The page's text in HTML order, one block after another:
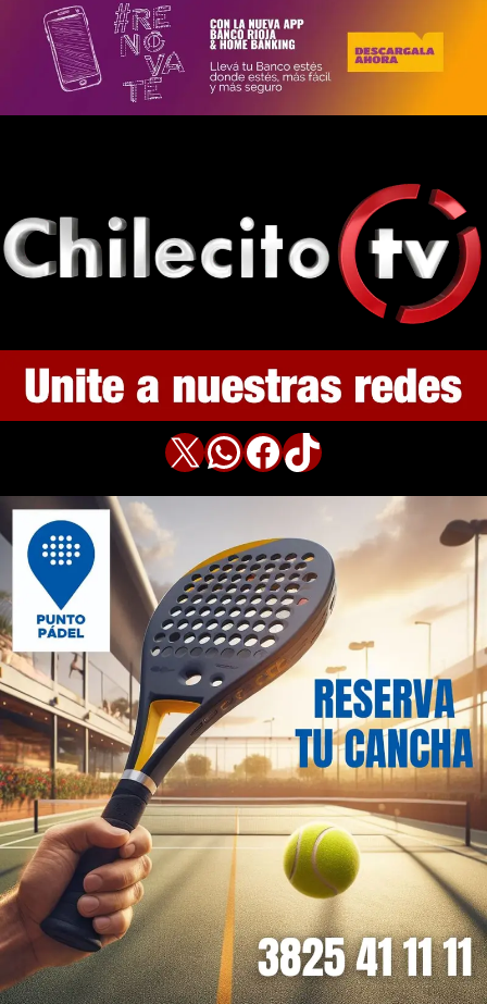
X WhatsApp Facebook TikTok